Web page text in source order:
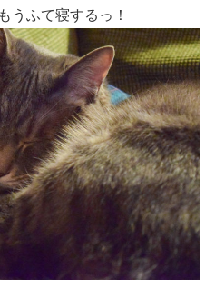
うふて寝するっ！